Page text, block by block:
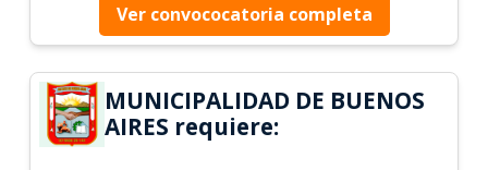
Ver convococatoria completa
MUNICIPALIDAD DE BUENOS
AIRES requiere: